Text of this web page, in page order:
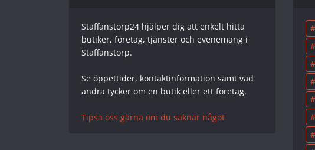
Staffanstorp24 hjälper dig att enkelt hitta
butiker, företag, tjänster och evenemang i
Staffanstorp.
Se öppettider, kontaktinformation samt vad
andra tycker om en butik eller ett företag.
Tipsa oss gärna om du saknar något